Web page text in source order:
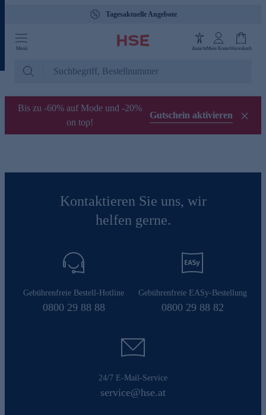
Tagesaktuelle Angebote
Menü AnsichtMein KontoWarenkorb
Bis zu -60% auf Mode und -20%
on top!
Gutschein aktivieren
Kontaktieren Sie uns, wir
helfen gerne.
Gebührenfreie Bestell-Hotline
0800 29 88 88
Gebührenfreie EASy-Bestellung
0800 29 88 82
24/7 E-Mail-Service
service@hse.at